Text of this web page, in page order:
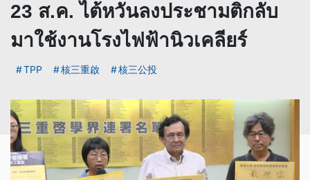
23 ส.ค. ไต้หวันลงประชามติกลับ
มาใช้งานโรงไฟฟ้านิวเคลียร์
TPP 核三重啟 核三公投